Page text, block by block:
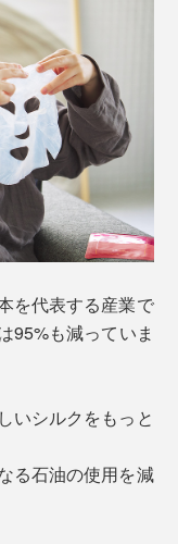
を代表する産業で
95%も減っていま
いシルクをもっと
る石油の使用を減